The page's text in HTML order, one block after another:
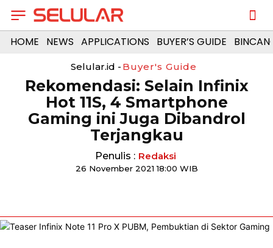
HOME NEWS APPLICATIONS BUYER’S GUIDE
Selular.id - Buyer's Guide
Rekomendasi: Selain Infinix
Hot 11S, 4 Smartphone
Gaming ini Juga Dibandrol
Terjangkau
Penulis : Redaksi
26 November 2021 18:00 WIB